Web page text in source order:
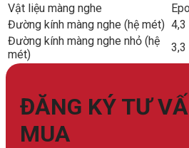
Vật liệu màng nghe
Đường kính màng nghe (hệ mét) 4,3
Đường kính màng nghe nhỏ (hệ
mét)
ĐĂNG KÝ TƯ
MUA